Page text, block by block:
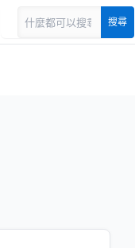
搜尋